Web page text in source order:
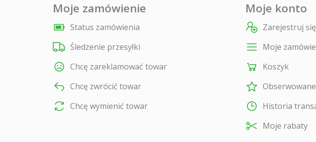
Moje zamówienie
Status zamówienia
Śledzenie przesyłki
Chcę zareklamować towar
Chcę zwrócić towar
Chcę wymienić towar
Moje konto
Zarejestruj się
Moje
Koszyk
Obserwowane
Historia
Moje rabaty